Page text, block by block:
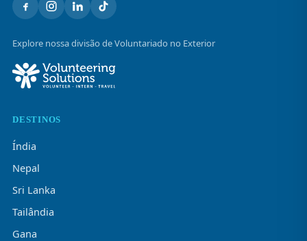
Explore nossa divisão de Voluntariado no Exterior
DESTINOS
Índia
Nepal
Sri Lanka
Tailândia
Gana